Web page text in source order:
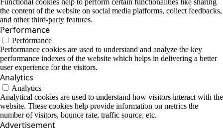
Functional cookies help to perform certain functionalities like sharing
the content of the website on social media platforms, collect feedbacks,
and other third-party features.
Performance
Performance
Performance cookies are used to understand and analyze the key
performance indexes of the website which helps in delivering a better
user experience for the visitors.
Analytics
Analytics
Analytical cookies are used to understand how visitors interact with the
website. These cookies help provide information on metrics the
number of visitors, bounce rate, traffic source, etc.
Advertisement